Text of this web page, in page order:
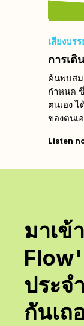
เสียงบร
การเดิ
ค้นพบสม
กำหนด
ตนเอง
ของตนเ
Listen
มาเข้
ประจ
กันเถ